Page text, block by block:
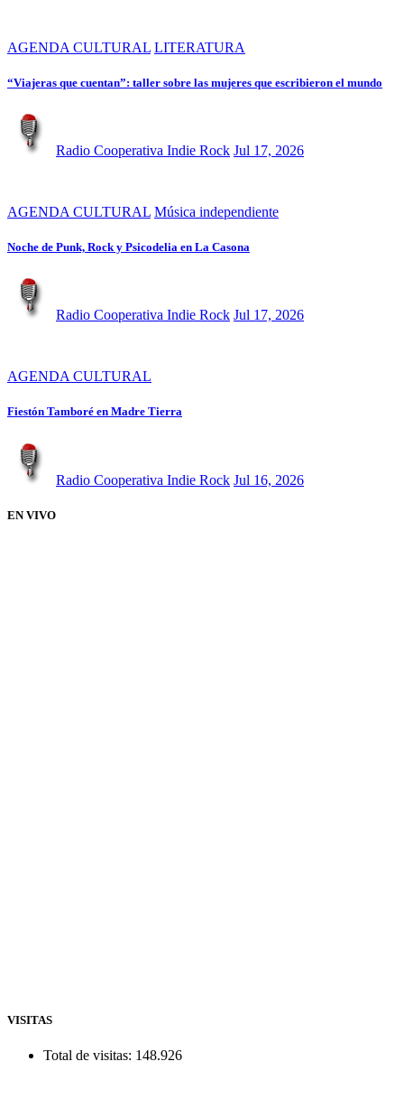
AGENDA CULTURAL LITERATURA
“Viajeras que cuentan”: taller sobre las mujeres que escribieron el mundo
Radio Cooperativa Indie Rock Jul 17, 2026
AGENDA CULTURAL Música independiente
Noche de Punk, Rock y Psicodelia en La Casona
Radio Cooperativa Indie Rock Jul 17, 2026
AGENDA CULTURAL
Fiestón Tamboré en Madre Tierra
Radio Cooperativa Indie Rock Jul 16, 2026
EN VIVO
VISITAS
Total de visitas: 148.926